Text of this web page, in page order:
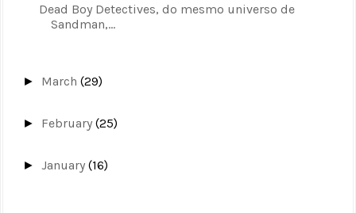
Dead Boy Detectives, do mesmo universo de
Sandman,...
► March(29)
► February(25)
►January(16)